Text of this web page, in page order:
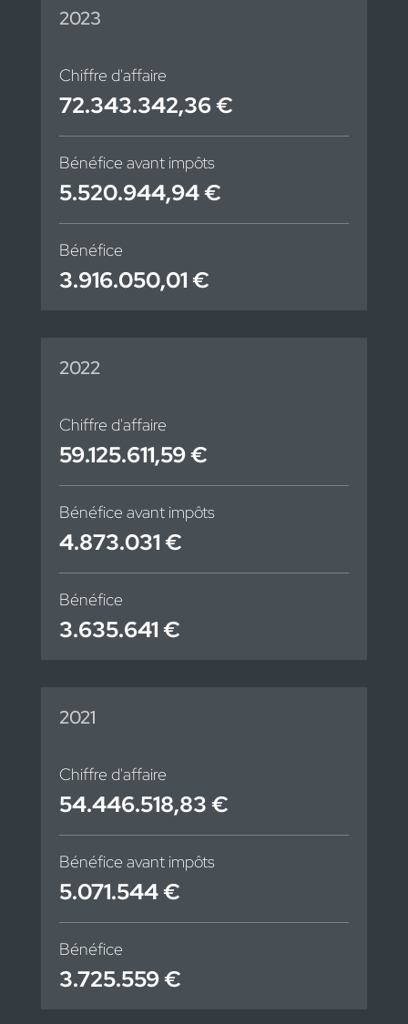
2023
Chiffre d'affaire
72.343.342,36 €
Bénéfice avant impôts
5.520.944,94 €
Bénéfice
3.916.050,01 €
2022
Chiffre d'affaire
59.125.611,59 €
Bénéfice avant impôts
4.873.031 €
Bénéfice
3.635.641 €
2021
Chiffre d'affaire
54.446.518,83 €
Bénéfice avant impôts
5.071.544 €
Bénéfice
3.725.559 €